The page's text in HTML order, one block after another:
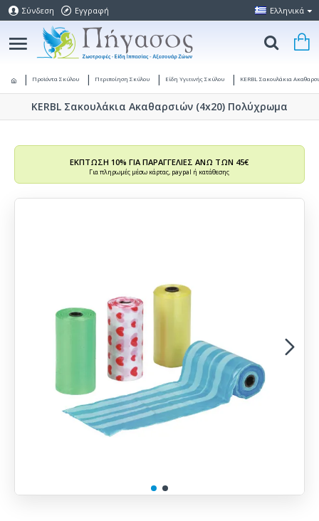
Σύνδεση Εγγραφή Ελληνικά
Προϊόντα Σκύλου Περιποίηση Σκύλου Είδη Υγιεινής Σκύλου KERBL Σακουλάκια
KERBL Σακουλάκια Ακαθαρσιών (4x20) Πολύχρωμα
ΕΚΠΤΩΣΗ 10% ΓΙΑ ΠΑΡΑΓΓΕΛΙΕΣ ΑΝΩ ΤΩΝ 45€
Για πληρωμές μέσω κάρτας, paypal ή κατάθεσης